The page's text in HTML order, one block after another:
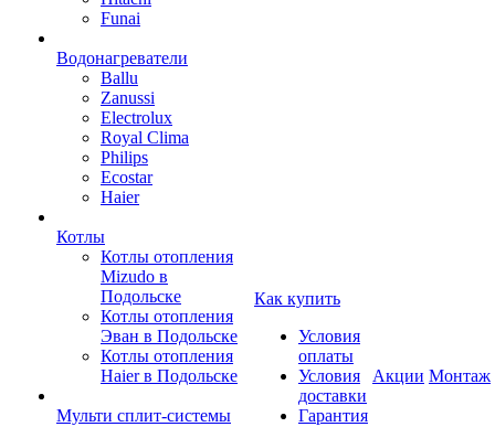
Funai
Водонагреватели
Ballu
Zanussi
Electrolux
Royal Clima
Philips
Ecostar
Haier
Котлы
Котлы отопления
Mizudo в
Подольске
Котлы отопления
Эван в Подольске
Котлы отопления
Haier в Подольске
Мульти сплит-системы
Как купить
Условия
оплаты
Условия
доставки
Гарантия
Акции Монтаж